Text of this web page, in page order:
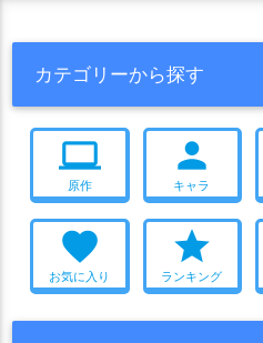
カテゴリーから探す
computer
原作
person
キャラ
favorite
お気に入り
star
ランキング